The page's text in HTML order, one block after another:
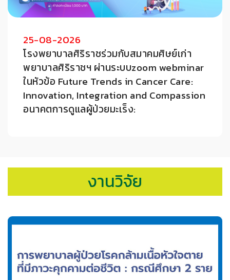
25-08-2026
โรงพยาบาลศิริราชร่วมกับสมาคมศิษย์เก่า
พยาบาลศิริราชฯ ผ่านระบบzoom webminar
ในหัวข้อ Future Trends in Cancer Care:
Innovation, Integration and Compassion
อนาคตการดูแลผู้ป่วยมะเร็ง:
งานวิจัย